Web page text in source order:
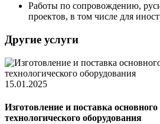
Работы по сопровождению,
проектов, в том числе для
Другие услуги
15.01.2025
Изготовление и поставка
технологического оборудования